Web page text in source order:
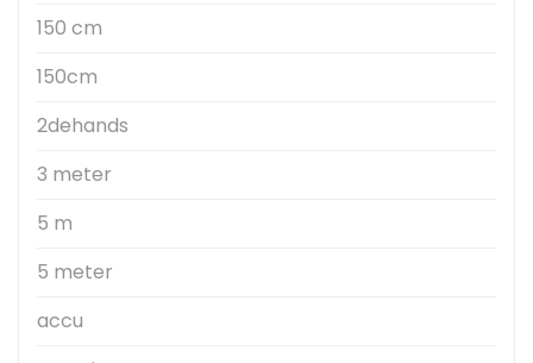
150 cm
150cm
2dehands
3 meter
5 m
5 meter
accu